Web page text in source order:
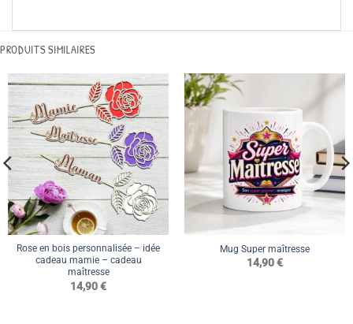
PRODUITS SIMILAIRES
Rose en bois personnalisée – idée
cadeau mamie – cadeau
maîtresse
14,90€
Mug Super maîtresse
14,90€